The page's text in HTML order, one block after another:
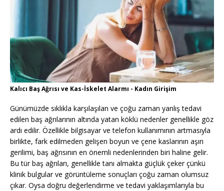
Kalıcı Baş Ağrısı ve Kas-İskelet Alarmı - Kadın Girişim
Günümüzde sıklıkla karşılaşılan ve çoğu zaman yanlış tedavi
edilen baş ağrılarının altında yatan köklü nedenler genellikle göz
ardı edilir. Özellikle bilgisayar ve telefon kullanımının artmasıyla
birlikte, fark edilmeden gelişen boyun ve çene kaslarının aşırı
gerilimi, baş ağrısının en önemli nedenlerinden biri haline gelir.
Bu tür baş ağrıları, genellikle tanı almakta güçlük çeker çünkü
klinik bulgular ve görüntüleme sonuçları çoğu zaman olumsuz
çıkar. Oysa doğru değerlendirme ve tedavi yaklaşımlarıyla bu